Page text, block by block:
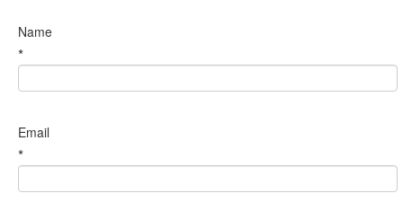
Name
*
Email
*